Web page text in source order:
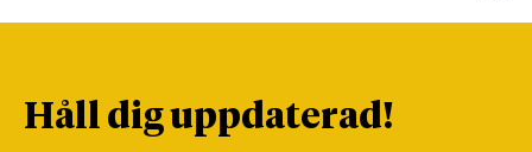
Håll dig uppdaterad!